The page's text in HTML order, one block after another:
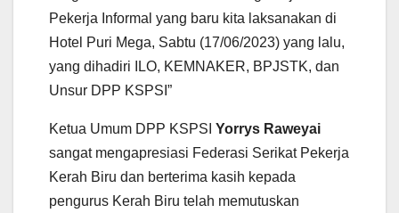
Pekerja Informal yang baru kita laksanakan di
Hotel Puri Mega, Sabtu (17/06/2023) yang lalu,
yang dihadiri ILO, KEMNAKER, BPJSTK, dan
Unsur DPP KSPSI”
Ketua Umum DPP KSPSI Yorrys Raweyai
sangat mengapresiasi Federasi Serikat Pekerja
Kerah Biru dan berterima kasih kepada
pengurus Kerah Biru telah memutuskan